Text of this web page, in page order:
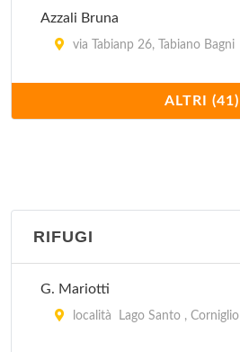
Azzali Bruna
via Tabianp 26, Tabiano Bagni
via Traversetolo 99, Parma
Casa Guareschi
Case Granelli
ALTRI (41)
RIFUGI
G. Mariotti
località Lago Santo , Corniglio